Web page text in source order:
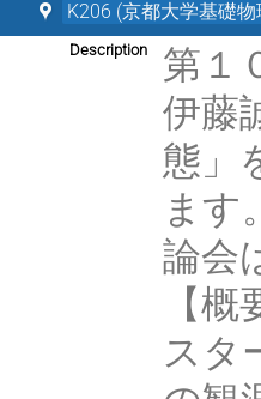
K206 (京都大学基礎
Description
第１
伊藤
態」
ます
論会
【
スタ